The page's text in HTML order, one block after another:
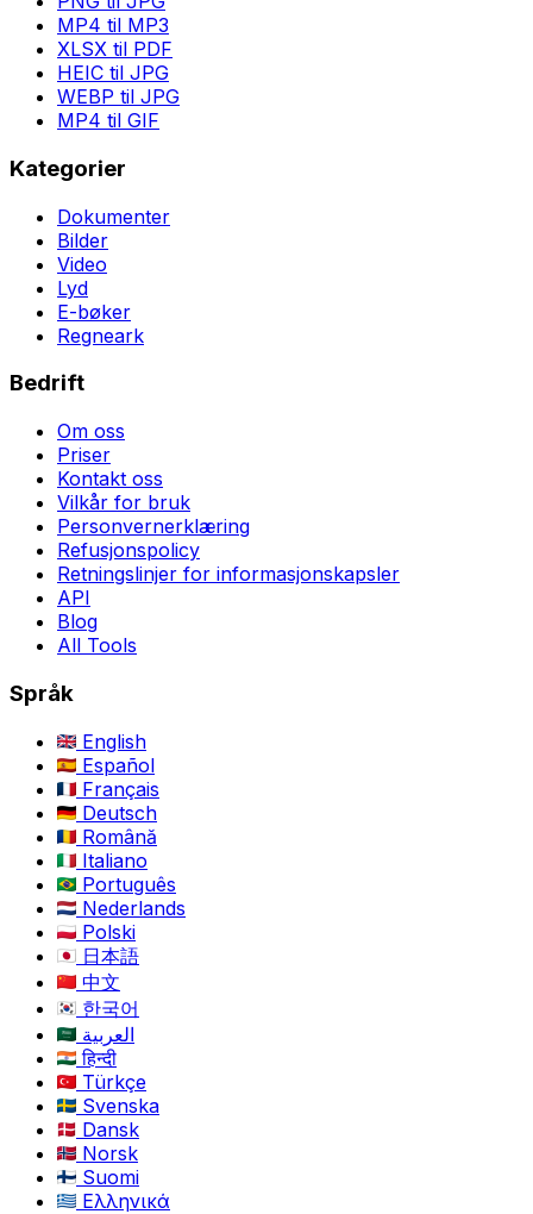
MP4 til MP3
XLSX til PDF
HEIC til JPG
WEBP til JPG
MP4 til GIF
Kategorier
Dokumenter
Bilder
Video
Lyd
E-bøker
Regneark
Bedrift
Om oss
Priser
Kontakt oss
Vilkår for bruk
Personvernerklæring
Refusjonspolicy
Retningslinjer for informasjonskapsler
API
Blog
All Tools
Språk
English
Español
Français
Deutsch
Română
Italiano
Português
Nederlands
Polski
日本語
中文
한국어
العربية
हिन्दी
Türkçe
Svenska
Dansk
Norsk
Suomi
Ελληνικά